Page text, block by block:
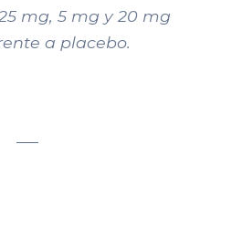
mg, 5 mg y 20 mg
a placebo.